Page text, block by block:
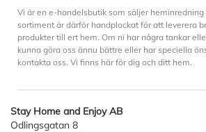
Vi är en e-handelsbutik som säljer heminredning
sortiment är därför handplockat för att leverera
produkter till ert hem. Om ni har några tankar
kunna göra oss ännu bättre eller har speciella
kontakta oss. Vi finns här för dig och ditt hem.
Stay Home and Enjoy AB
Odlingsgatan 8